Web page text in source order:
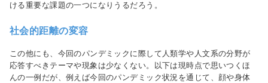
ける重要な課題の一つになりうるだろう。
社会的距離の変容
この他にも、今回のパンデミックに際して人類学や人文系の分野が
応答すべきテーマや現象は少なくない。以下は現時点で思いつくほ
んの一例だが、例えば今回のパンデミック状況を通じて、顔や身体